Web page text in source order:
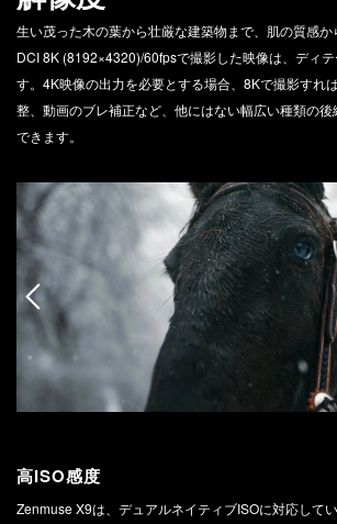
生い茂った木の葉から壮厳な建築物まで、肌の質感か
DCI 8K (8192×4320)/60fpsで撮影した映像は、ディ
す。4K映像の出力を必要とする場合、8Kで撮影すれ
整、動画のブレ補正など、他にはない幅広い種類の
できます。
高ISO感度
Zenmuse X9は、デュアルネイティブISOに対応して